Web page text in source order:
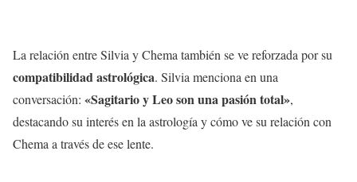
La relación entre Silvia y Chema también se ve reforzada por su
compatibilidad astrológica. Silvia menciona en una
conversación: «Sagitario y Leo son una pasión total»,
destacando su interés en la astrología y cómo ve su relación con
Chema a través de ese lente.